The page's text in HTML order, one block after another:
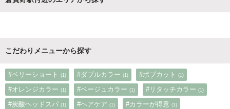
こだわりメニューから探す
#ベリーショート (1) #ダブルカラー (1) #ボブカット (1)
#オレンジカラー (1) #ベージュカラー (1) #リタッチカラー (1)
#炭酸ヘッドスパ (1) #ヘアケア (1) #カラーが得意 (1)